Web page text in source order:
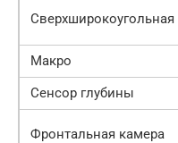
Сверхширокоугольная
Макро
Сенсор глубины
Фронтальная камера